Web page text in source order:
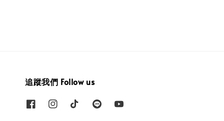
追蹤我們 Follow us